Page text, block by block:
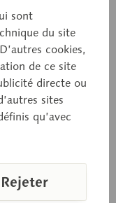
du
sont
du site
cookies,
de ce site
directe ou
sites
qu’avec
Rejeter